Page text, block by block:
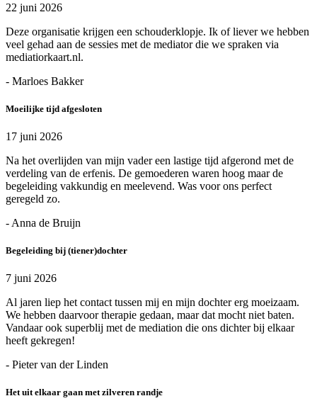
22 juni 2026
Deze organisatie krijgen een schouderklopje. Ik of liever we hebben
veel gehad aan de sessies met de mediator die we spraken via
mediatiorkaart.nl.
- Marloes Bakker
Moeilijke tijd afgesloten
17 juni 2026
Na het overlijden van mijn vader een lastige tijd afgerond met de
verdeling van de erfenis. De gemoederen waren hoog maar de
begeleiding vakkundig en meelevend. Was voor ons perfect
geregeld zo.
- Anna de Bruijn
Begeleiding bij (tiener)dochter
7 juni 2026
Al jaren liep het contact tussen mij en mijn dochter erg moeizaam.
We hebben daarvoor therapie gedaan, maar dat mocht niet baten.
Vandaar ook superblij met de mediation die ons dichter bij elkaar
heeft gekregen!
- Pieter van der Linden
Het uit elkaar gaan met zilveren randje